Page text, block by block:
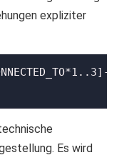
expliziter
Es wird